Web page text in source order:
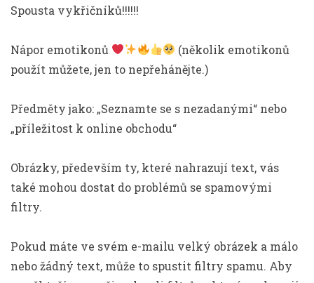
Spousta vykřičníků!!!!!!
Nápor emotikonů
(několik emotikonů
použít můžete, jen to nepřehánějte.)
Předměty jako: „Seznamte se s nezadanými“ nebo
„příležitost k online obchodu“
Obrázky, především ty, které nahrazují text, vás
také mohou dostat do problémů se spamovými
filtry.
Pokud máte ve svém e-mailu velký obrázek a málo
nebo žádný text, může to spustit filtry spamu. Aby